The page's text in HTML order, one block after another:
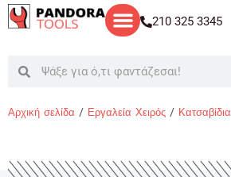
Μετάβαση
στο
210 325 3345
SearchSearch
Αρχική σελίδα / Εργαλεία Χειρός / Κατσαβίδια